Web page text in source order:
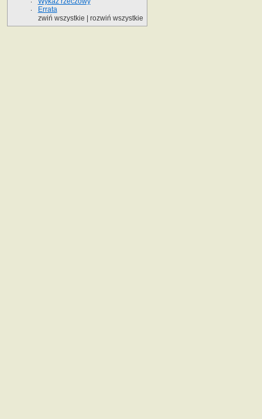
Errata
zwiń wszystkie
rozwiń wszystkie